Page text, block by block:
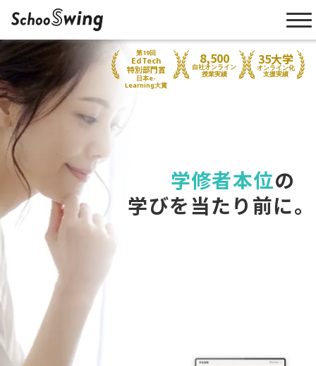
第19回
EdTech
特別部門賞
日本e-
Learning大賞
8,500
自社オンライン
授業実績
35大学
オンライン化
支援実績
学修者本位の
学びを当たり前に。